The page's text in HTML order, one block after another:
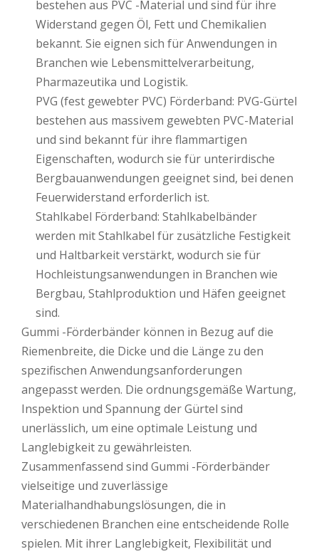
bestehen aus PVC -Material und sind für ihre
Widerstand gegen Öl, Fett und Chemikalien
bekannt. Sie eignen sich für Anwendungen in
Branchen wie Lebensmittelverarbeitung,
Pharmazeutika und Logistik.
PVG (fest gewebter PVC) Förderband: PVG-Gürtel
bestehen aus massivem gewebten PVC-Material
und sind bekannt für ihre flammartigen
Eigenschaften, wodurch sie für unterirdische
Bergbauanwendungen geeignet sind, bei denen
Feuerwiderstand erforderlich ist.
Stahlkabel Förderband: Stahlkabelbänder
werden mit Stahlkabel für zusätzliche Festigkeit
und Haltbarkeit verstärkt, wodurch sie für
Hochleistungsanwendungen in Branchen wie
Bergbau, Stahlproduktion und Häfen geeignet
sind.
Gummi -Förderbänder können in Bezug auf die
Riemenbreite, die Dicke und die Länge zu den
spezifischen Anwendungsanforderungen
angepasst werden. Die ordnungsgemäße Wartung,
Inspektion und Spannung der Gürtel sind
unerlässlich, um eine optimale Leistung und
Langlebigkeit zu gewährleisten.
Zusammenfassend sind Gummi -Förderbänder
vielseitige und zuverlässige
Materialhandhabungslösungen, die in
verschiedenen Branchen eine entscheidende Rolle
spielen. Mit ihrer Langlebigkeit, Flexibilität und